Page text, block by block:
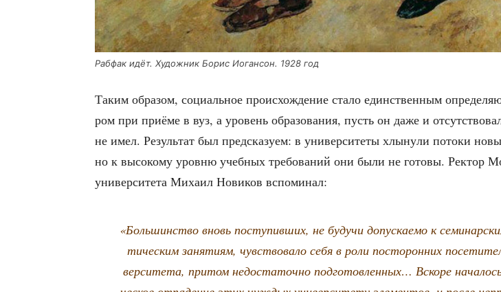
Раб­фак идёт. Худож­ник Борис Иоган­сон. 1928 год
Таким обра­зом, соци­аль­ное про­ис­хож­де­ние ста­ло един­ствен­ным
ром при при­ё­ме в вуз, а уро­вень обра­зо­ва­ния, пусть он даже и
не имел. Резуль­тат был пред­ска­зу­ем: в уни­вер­си­те­ты хлы­ну­ли пото­ки
но к высо­ко­му уров­ню учеб­ных тре­бо­ва­ний они были не гото­вы. Рек­тор
уни­вер­си­те­та Миха­ил Нови­ков вспоминал:
«Боль­шин­ство вновь посту­пив­ших, не будучи допус­ка­е­мо к
ти­че­ским заня­ти­ям, чув­ство­ва­ло себя в роли посто­рон­них
вер­си­те­та, при­том недо­ста­точ­но под­го­тов­лен­ных… Вско­ре